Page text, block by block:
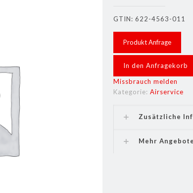
GTIN: 622-4563-011
Produkt Anfrage
In den Anfragekorb
Missbrauch melden
Kategorie:Airservice
Zusätzliche
Mehr